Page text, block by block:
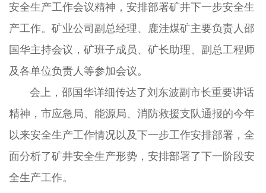
安全生产工作会议精神，安排部署矿井下一步安全生
产工作。矿业公司副总经理、鹿洼煤矿主要负责人邵
国华主持会议，矿班子成员、矿长助理、副总工程师
及各单位负责人等参加会议。
会上，邵国华详细传达了刘东波副市长重要讲话
精神，市应急局、能源局、消防救援支队通报的今年
以来安全生产工作情况以及下一步工作安排部署，全
面分析了矿井安全生产形势，安排部署了下一阶段安
全生产工作。